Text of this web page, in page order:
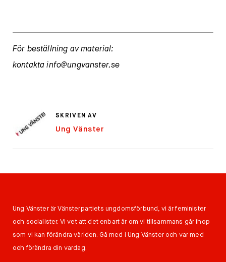
För beställning av material:
kontaktainfo@ungvanster.se
SKRIVEN AV
Ung Vänster
Ung Vänster är Vänsterpartiets ungdomsförbund, vi är feminister
och socialister. Vi vet att det enbart är om vi tillsammans går ihop
som vi kan förändra världen. Gå med i Ung Vänster och var med
och förändra din vardag.